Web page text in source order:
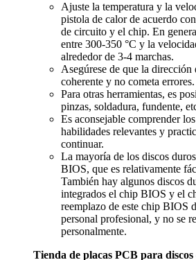
Ajuste la temperatura y la
pistola de calor de acuerdo
de circuito y el chip. En
entre 300-350 °C y la
alrededor de 3-4 marchas.
Asegúrese de que la dirección
coherente y no cometa errores.
Para otras herramientas, es
pinzas, soldadura, fundente,
Es aconsejable comprender
habilidades relevantes y
continuar.
La mayoría de los discos
BIOS, que es relativamente
También hay algunos discos
integrados el chip BIOS y el
reemplazo de este chip BIOS
personal profesional, y no se
personalmente.
Tienda de placas PCB para